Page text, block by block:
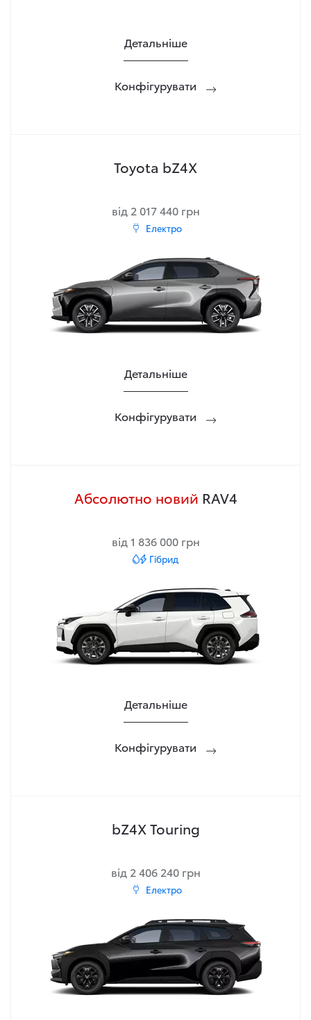
Детальніше
Конфігурувати
Toyota bZ4X
від 2 017 440 грн
Електро
Детальніше
Конфігурувати
Абсолютно новий RAV4
від 1 836 000 грн
Гібрид
Детальніше
Конфігурувати
bZ4X Touring
від 2 406 240 грн
Електро